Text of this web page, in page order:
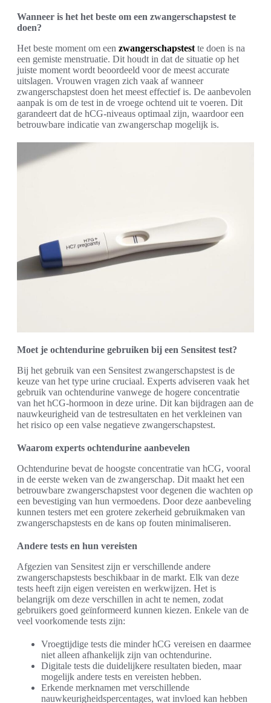
Wanneer is het het beste om een zwangerschapstest te
doen?
Het beste moment om een zwangerschapstest te doen is na
een gemiste menstruatie. Dit houdt in dat de situatie op het
juiste moment wordt beoordeeld voor de meest accurate
uitslagen. Vrouwen vragen zich vaak af wanneer
zwangerschapstest doen het meest effectief is. De aanbevolen
aanpak is om de test in de vroege ochtend uit te voeren. Dit
garandeert dat de hCG-niveaus optimaal zijn, waardoor een
betrouwbare indicatie van zwangerschap mogelijk is.
Moet je ochtendurine gebruiken bij een Sensitest test?
Bij het gebruik van een Sensitest zwangerschapstest is de
keuze van het type urine cruciaal. Experts adviseren vaak het
gebruik van ochtendurine vanwege de hogere concentratie
van het hCG-hormoon in deze urine. Dit kan bijdragen aan de
nauwkeurigheid van de testresultaten en het verkleinen van
het risico op een valse negatieve zwangerschapstest.
Waarom experts ochtendurine aanbevelen
Ochtendurine bevat de hoogste concentratie van hCG, vooral
in de eerste weken van de zwangerschap. Dit maakt het een
betrouwbare zwangerschapstest voor degenen die wachten op
een bevestiging van hun vermoedens. Door deze aanbeveling
kunnen testers met een grotere zekerheid gebruikmaken van
zwangerschapstests en de kans op fouten minimaliseren.
Andere tests en hun vereisten
Afgezien van Sensitest zijn er verschillende andere
zwangerschapstests beschikbaar in de markt. Elk van deze
tests heeft zijn eigen vereisten en werkwijzen. Het is
belangrijk om deze verschillen in acht te nemen, zodat
gebruikers goed geïnformeerd kunnen kiezen. Enkele van de
veel voorkomende tests zijn:
Vroegtijdige tests die minder hCG vereisen en daarmee
niet alleen afhankelijk zijn van ochtendurine.
Digitale tests die duidelijkere resultaten bieden, maar
mogelijk andere tests en vereisten hebben.
Erkende merknamen met verschillende
nauwkeurigheidspercentages, wat invloed kan hebben